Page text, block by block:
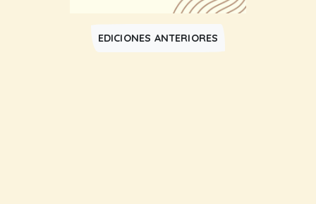
EDICIONES ANTERIORES